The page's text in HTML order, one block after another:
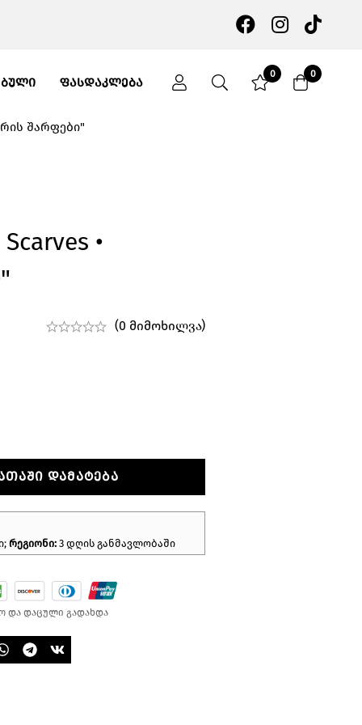
ᲤᲐᲡᲓᲐᲙᲚᲔᲑᲐ
0 0
შარფები"
•
(0 მიმოხილვა)
ᲓᲐᲛᲐᲢᲔᲑᲐ
რეგიონი: 3 დღის განმავლობაში
და დაცული გადახდა